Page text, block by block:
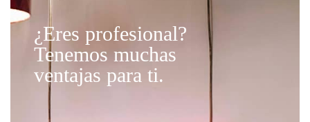
¿Eres profesional?
Tenemos muchas
ventajas para ti.